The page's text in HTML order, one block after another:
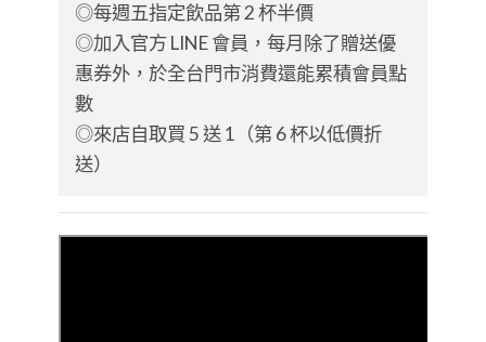
◎每週五指定飲品第 2 杯半價
◎加入官方 LINE 會員，每月除了贈送優
惠券外，於全台門市消費還能累積會員點
數
◎來店自取買 5 送 1（第 6 杯以低價折
送）